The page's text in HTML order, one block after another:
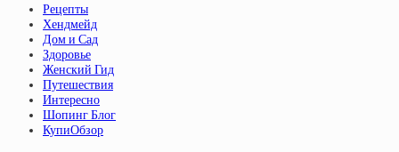
Рецепты
Хендмейд
Дом и Сад
Здоровье
Женский Гид
Путешествия
Интересно
Шопинг Блог
КупиОбзор